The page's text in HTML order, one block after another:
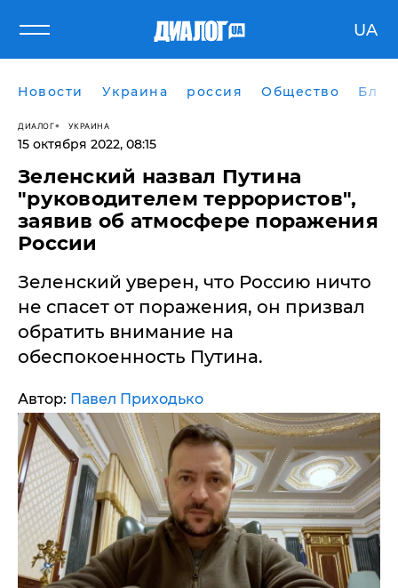
UA
Новости Украина россия Общество
ДИАЛОГ УКРАИНА
15 октября 2022, 08:15
Зеленский назвал Путина
"руководителем террористов",
заявив об атмосфере поражения
России
Зеленский уверен, что Россию ничто
не спасет от поражения, он призвал
обратить внимание на
обеспокоенность Путина.
Автор: Павел Приходько